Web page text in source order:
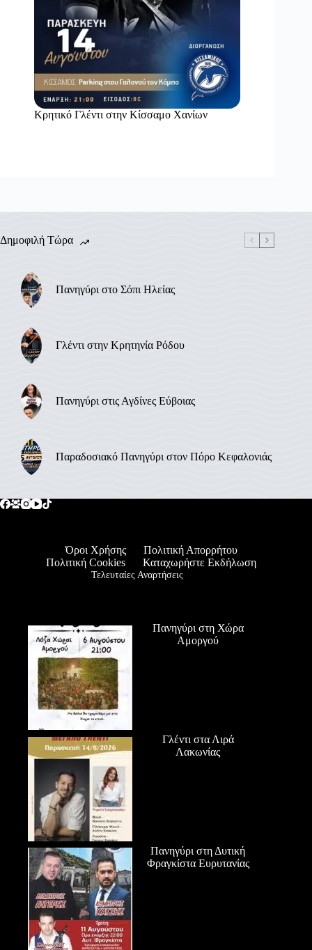
Κρητικό Γλέντι στην Κίσσαμο Χανίων
Δημοφιλή Τώρα
Πανηγύρι στο Σόπι Ηλείας
Γλέντι στην Κρητηνία Ρόδου
Πανηγύρι στις Αγδίνες Εύβοιας
Παραδοσιακό Πανηγύρι στον Πόρο Κεφαλονιάς
Όροι Χρήσης
Πολιτική Απορρήτου
Πολιτική Cookies
Καταχωρήστε Εκδήλωση
Τελευταίες Αναρτήσεις
Πανηγύρι στη Χώρα
Αμοργού
Γλέντι στα Λιρά
Λακωνίας
Πανηγύρι στη Δυτική
Φραγκίστα Ευρυτανίας